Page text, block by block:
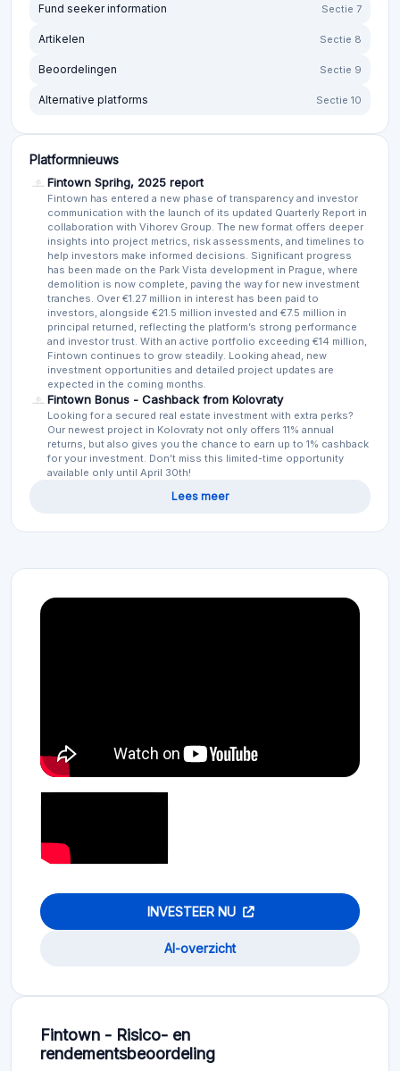
Fund seeker information Sectie 7
Artikelen Sectie 8
Beoordelingen Sectie 9
Alternative platforms Sectie 10
Platformnieuws
Fintown Sprihg, 2025 report
Fintown has entered a new phase of transparency and investor
communication with the launch of its updated Quarterly Report in
collaboration with Vihorev Group. The new format offers deeper
insights into project metrics, risk assessments, and timelines to
help investors make informed decisions. Significant progress
has been made on the Park Vista development in Prague, where
demolition is now complete, paving the way for new investment
tranches. Over €1.27 million in interest has been paid to
investors, alongside €21.5 million invested and €7.5 million in
principal returned, reflecting the platform’s strong performance
and investor trust. With an active portfolio exceeding €14 million,
Fintown continues to grow steadily. Looking ahead, new
investment opportunities and detailed project updates are
expected in the coming months.
Fintown Bonus - Cashback from Kolovraty
Looking for a secured real estate investment with extra perks?
Our newest project in Kolovraty not only offers 11% annual
returns, but also gives you the chance to earn up to 1% cashback
for your investment. Don’t miss this limited-time opportunity
available only until April 30th!
Lees meer
INVESTEER NU
AI-overzicht
Fintown - Risico- en
rendementsbeoordeling